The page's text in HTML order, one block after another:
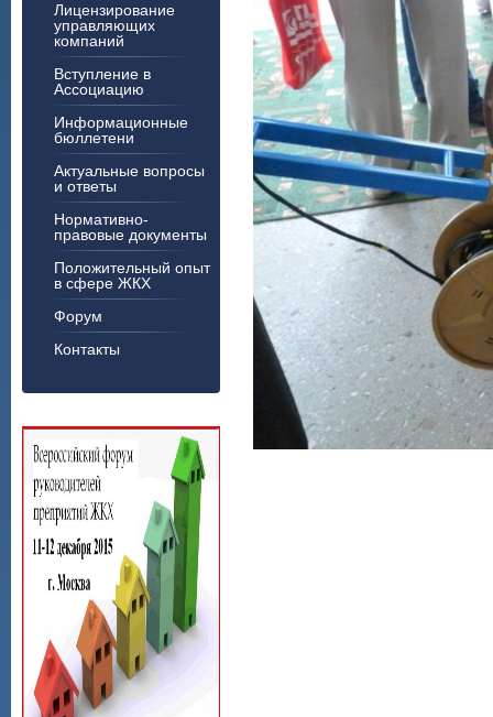
Лицензирование
управляющих
компаний
Вступление в
Ассоциацию
Информационные
бюллетени
Актуальные вопросы
и ответы
Нормативно-
правовые документы
Положительный опыт
в сфере ЖКХ
Форум
Контакты